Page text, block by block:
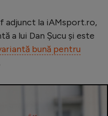
adjunct la iAMsport.ro,
a lui Dan Șucu și este
bună pentru